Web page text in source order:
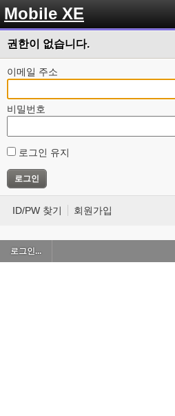
Mobile XE
권한이 없습니다.
이메일 주소
비밀번호
로그인 유지
ID/PW 찾기 회원가입
로그인...